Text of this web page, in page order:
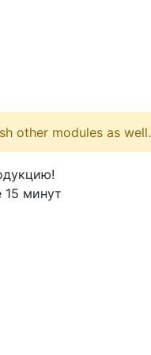
other modules as well.
15 минут